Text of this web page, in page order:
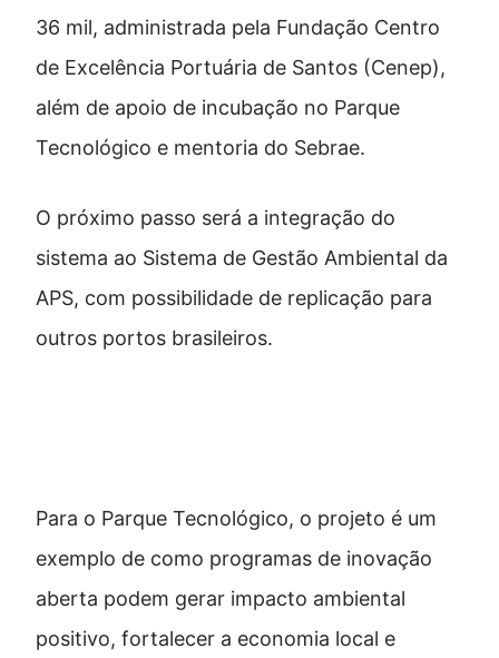
36 mil, administrada pela Fundação Centro
de Excelência Portuária de Santos (Cenep),
além de apoio de incubação no Parque
Tecnológico e mentoria do Sebrae.
O próximo passo será a integração do
sistema ao Sistema de Gestão Ambiental da
APS, com possibilidade de replicação para
outros portos brasileiros.
Para o Parque Tecnológico, o projeto é um
exemplo de como programas de inovação
aberta podem gerar impacto ambiental
positivo, fortalecer a economia local e